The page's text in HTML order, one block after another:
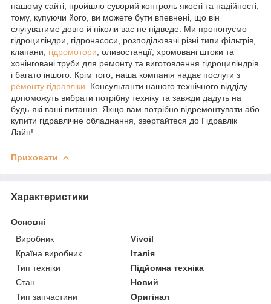
нашому сайті, пройшло суворий контроль якості та надійності,
тому, купуючи його, ви можете бути впевнені, що він
слугуватиме довго й ніколи вас не підведе. Ми пропонуємо
гідроциліндри, гідронасоси, розподілювачі різні типи фільтрів,
клапани, гідромотори , оливостанції, хромовані штоки та
хонінговані труби для ремонту та виготовлення гідроциліндрів
і багато іншого. Крім того, наша компанія надає послуги з
ремонту гідравліки . Консультанти нашого технічного відділу
допоможуть вибрати потрібну техніку та завжди дадуть на
будь-які ваші питання. Якщо вам потрібно відремонтувати або
купити гідравлічне обладнання, звертайтеся до Гідравлік
Лайн!
Приховати
Характеристики
Основні
Виробник
Vivoil
Країна виробник
Італія
Тип техніки
Підйомна техніка
Стан
Новий
Тип запчастини
Оригінал